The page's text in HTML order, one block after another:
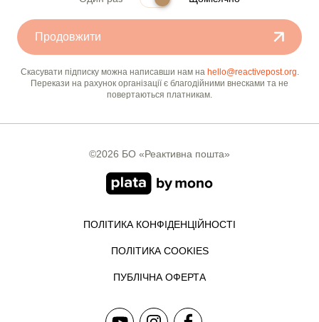
Продовжити
Скасувати підписку можна написавши нам на hello@reactivepost.org
Перекази на рахунок організації є благодійними внесками та не
повертаються платникам.
©2026 БО «Реактивна пошта»
ПОЛІТИКА КОНФІДЕНЦІЙНОСТІ
ПОЛІТИКА COOKIES
ПУБЛІЧНА ОФЕРТА